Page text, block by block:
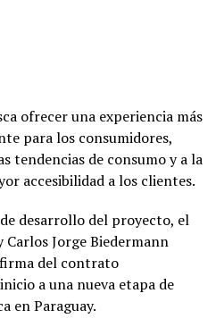
ofrecer una experiencia más
para los consumidores,
tendencias de consumo y a la
accesibilidad a los clientes.
desarrollo del proyecto, el
Carlos Jorge Biedermann
del contrato
a una nueva etapa de
en Paraguay.